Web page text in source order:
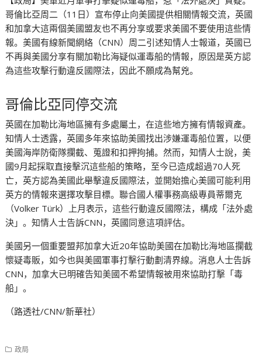
哥倫比亞周二（11日）宣布停止向美國提供相關情報交流，英國
和加拿大這兩個美國盟友也不再分享或要求美國不要使用這些情
報。美國有線新聞網絡（CNN）周二引述知情人士報道，英國已
不再與美國分享有關加勒比海疑似運毒船的情報，原因是英方認
為這些攻擊行動違反國際法，因此不願成為幫兇。
哥倫比亞同停交流
英國在加勒比海地區擁有多處屬土，在這些地方擁有情報資產。
知情人士透露，英國多年來協助美國找出涉嫌運毒船位置，以便
美國海岸防衛隊攔截、蒐證和扣押拘捕。然而，知情人士說，美
國9月起採取直接擊沉這些船的策略，至今已造成超過70人死
亡，英方認為美國此舉擊違反國際法，並開始擔心美國可能利用
英方的情報來選擇攻擊目標。聯合國人權事務高級專員蒂爾克
（Volker Türk）上月表示，這些行動違反國際法，構成「法外處
決」。知情人士告訴CNN，英國同意這項評估。
美國另一個重要盟邦加拿大近20年協助美國在加勒比海地區攔截
懷疑毒販，如今也與美國軍事打擊行動劃清界線。消息人士告訴
CNN，加拿大已明確告知美國不希望情報被用來協助打擊「毒
船」。
（路透社/CNN/新華社）
政局